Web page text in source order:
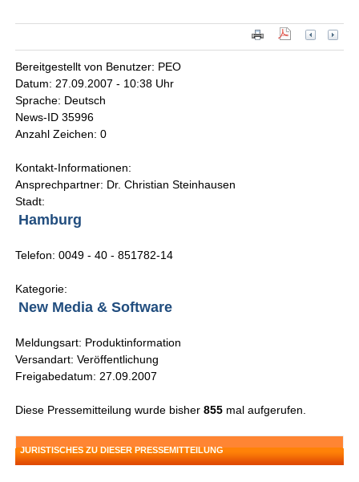
Bereitgestellt von Benutzer: PEO
Datum: 27.09.2007 - 10:38 Uhr
Sprache: Deutsch
News-ID 35996
Anzahl Zeichen: 0
Kontakt-Informationen:
Ansprechpartner: Dr. Christian Steinhausen
Stadt:
Hamburg
Telefon: 0049 - 40 - 851782-14
Kategorie:
New Media & Software
Meldungsart: Produktinformation
Versandart: Veröffentlichung
Freigabedatum: 27.09.2007
Diese Pressemitteilung wurde bisher855 mal aufgerufen.
JURISTISCHES ZU DIESER PRESSEMITTEILUNG